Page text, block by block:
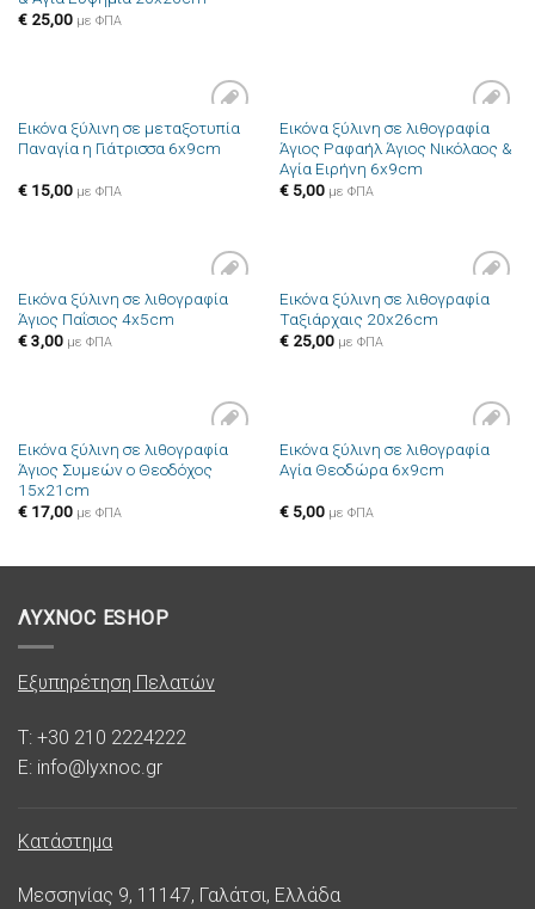
€25,00 με ΦΠΑ
Πρόσθήκη
στην λίστα
Εικόνα ξύλινη σε μεταξοτυπία
Παναγία η Γιάτρισσα 6x9cm
€15,00 με ΦΠΑ
Πρόσθήκη
στην λίστα
Εικόνα ξύλινη σε λιθογραφία
Άγιος Ραφαήλ Άγιος Νικόλαος &
Αγία Ειρήνη 6x9cm
€5,00 με ΦΠΑ
Πρόσθήκη
Εικόνα ξύλινη σε λιθογραφία
Άγιος Παΐσιος 4x5cm
€3,00 με ΦΠΑ
Πρόσθήκη
Εικόνα ξύλινη σε λιθογραφία
Ταξιάρχαις 20x26cm
€25,00 με ΦΠΑ
Πρόσθήκη
στην λίστα
Εικόνα ξύλινη σε λιθογραφία
Άγιος Συμεών ο Θεοδόχος
15x21cm
€17,00 με ΦΠΑ
Πρόσθήκη
στην λίστα
Εικόνα ξύλινη σε λιθογραφία
Αγία Θεοδώρα 6x9cm
€5,00 με ΦΠΑ
ΛΥΧΝΟC ESHOP
Εξυπηρέτηση Πελατών
T: +30 210 2224222
E: info@lyxnoc.gr
Κατάστημα
Μεσσηνίας 9, 11147, Γαλάτσι, Ελλάδα